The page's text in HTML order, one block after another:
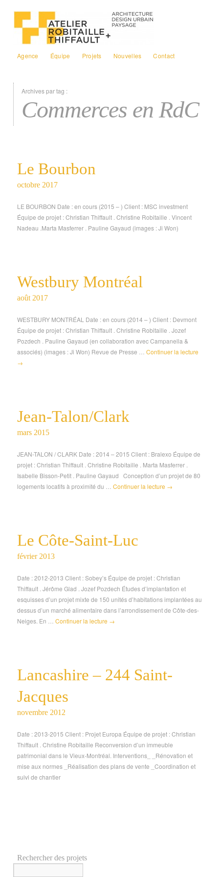
Agence Équipe Projets Nouvelles Contact
Archives par tag :
Commerces en RdC
Le Bourbon
octobre 2017
LE BOURBON Date : en cours (2015 – ) Client : MSC investment
Équipe de projet : Christian Thiffault . Christine Robitaille . Vincent
Nadeau .Marta Masferrer . Pauline Gayaud (images : Ji Won)
Westbury Montréal
août 2017
WESTBURY MONTRÉAL Date : en cours (2014 – ) Client : Devmont
Équipe de projet : Christian Thiffault . Christine Robitaille . Jozef
Pozdech . Pauline Gayaud (en collaboration avec Campanella &
associés) (images : Ji Won) Revue de Presse … Continuer la lecture
→
Jean-Talon/Clark
mars 2015
JEAN-TALON / CLARK Date : 2014 – 2015 Client : Bralexo Équipe de
projet : Christian Thiffault . Christine Robitaille . Marta Masferrer .
Isabelle Bisson-Petit . Pauline Gayaud Conception d’un projet de 80
logements locatifs à proximité du … Continuer la lecture →
Le Côte-Saint-Luc
février 2013
Date : 2012-2013 Client : Sobey’s Équipe de projet : Christian
Thiffault . Jérôme Glad . Jozef Pozdech Études d’implantation et
esquisses d’un projet mixte de 150 unités d’habitations implantées au
dessus d’un marché alimentaire dans l’arrondissement de Côte-des-
Neiges. En … Continuer la lecture →
Lancashire – 244 Saint-
Jacques
novembre 2012
Date : 2013-2015 Client : Projet Europa Équipe de projet : Christian
Thiffault . Christine Robitaille Reconversion d’un immeuble
patrimonial dans le Vieux-Montréal. Interventions_ _Rénovation et
mise aux normes _Réalisation des plans de vente _Coordination et
suivi de chantier
Rechercher des projets